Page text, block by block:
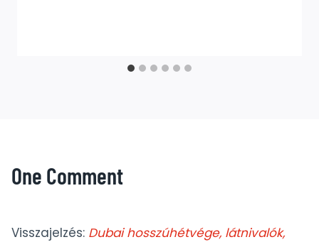
One Comment
Visszajelzés: Dubai hosszúhétvége, látnivalók,